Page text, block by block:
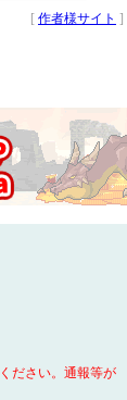
[ 作者様サイト ]
ださい。通報等が